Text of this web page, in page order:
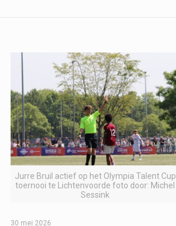
Jurre Bruil actief op het Olympia Talent Cup
toernooi te Lichtenvoorde foto door: Michel
Sessink
30 mei 2026